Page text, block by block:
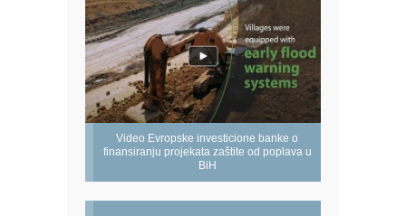
Video Evropske investicione banke o
finansiranju projekata zaštite od poplava u
BiH